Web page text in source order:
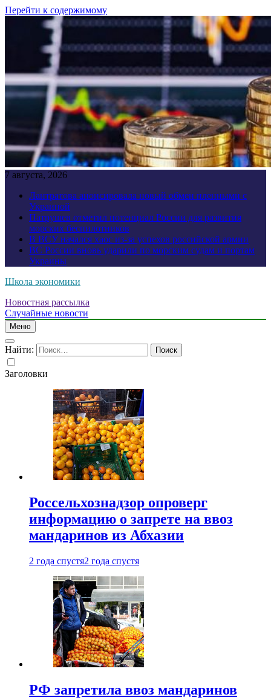
Перейти к содержимому
7 августа, 2026
Лантратова анонсировала новый обмен пленными с
Украиной
Патрушев отметил потенциал России для развития
морских беспилотников
В ВСУ начался хаос из-за успехов российской армии
ВС России вновь ударили по морским судам и портам
Украины
Школа экономики
Новостная рассылка
Случайные новости
Меню
Найти:
Заголовки
Россельхознадзор опроверг
информацию о запрете на ввоз
мандаринов из Абхазии
2 года спустя2 года спустя
РФ запретила ввоз мандаринов